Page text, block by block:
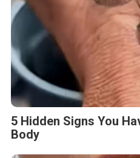
5 Hidden Signs You
Body